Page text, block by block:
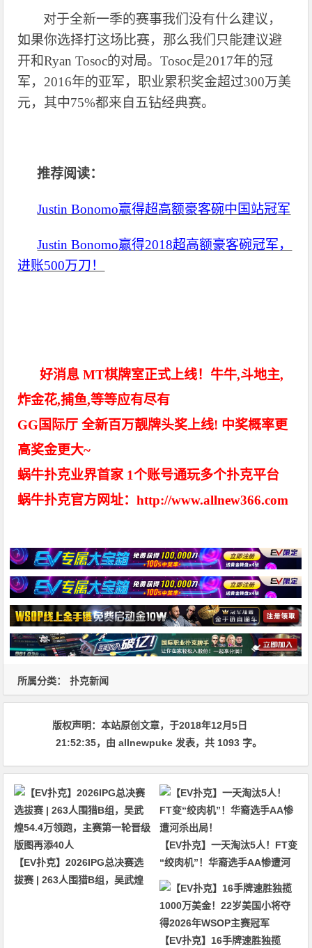
对于全新一季的赛事我们没有什么建议，
如果你选择打这场比赛，那么我们只能建议避
开和Ryan Tosoc的对局。Tosoc是2017年的冠
军， 2016年的亚军，职业累积奖金超过300万美
元，其中75%都来自五钻经典赛。
推荐阅读：
Justin Bonomo赢得超高额豪客碗中国站冠军
Justin Bonomo赢得2018超高额豪客碗冠军，
进账500万刀！
好消息 MT棋牌室正式上线！牛牛,斗地主,
炸金花,捕鱼,等等应有尽有
GG国际厅 全新百万靓牌头奖上线! 中奖概率更
高奖金更大~
蜗牛扑克业界首家 1个账号通玩多个扑克平台
蜗牛扑克官方网址：http://www.allnew366.com
所属分类： 扑克新闻
版权声明：本站原创文章，于2018年12月5日
21:52:35，由allnewpuke 发表，共 1093 字。
【EV扑克】2026IPG总决赛选
拔赛 | 263人围猎B组，吴武煌
【EV扑克】一天淘汰5人！FT变
“绞肉机”！华裔选手AA惨遭河
杀出局！
【EV扑克】16手牌速胜独揽